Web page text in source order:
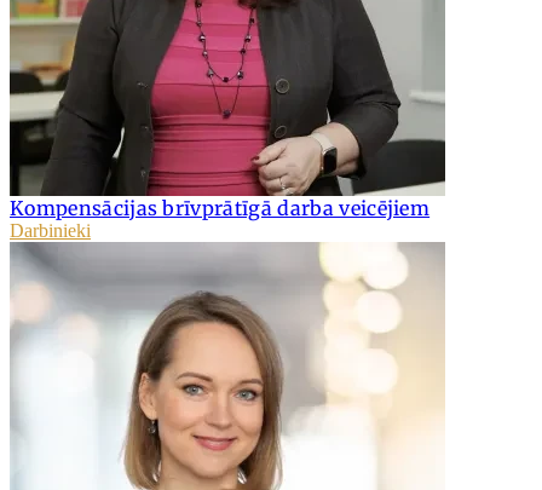
Kompensācijas brīvprātīgā darba veicējiem
Darbinieki